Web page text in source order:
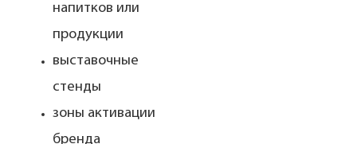
напитков или
продукции
выставочные
стенды
зоны активации
бренда